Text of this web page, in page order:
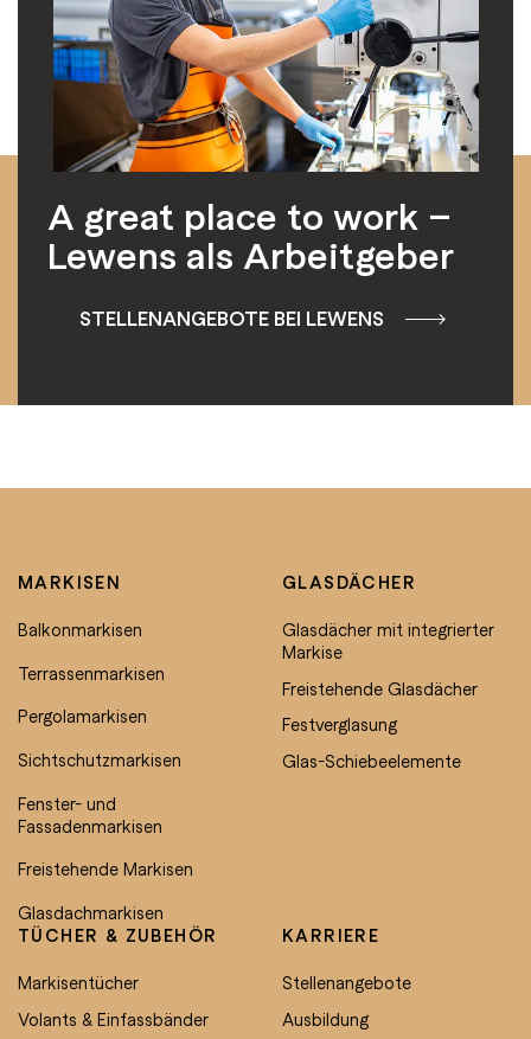
A great place to work –
Lewens als Arbeitgeber
STELLENANGEBOTE BEI LEWENS
MARKISEN
Balkonmarkisen
Terrassenmarkisen
Pergolamarkisen
Sichtschutzmarkisen
Fenster- und
Fassadenmarkisen
Freistehende Markisen
Glasdachmarkisen
GLASDÄCHER
Glasdächer mit integrierter
Markise
Freistehende Glasdächer
Festverglasung
Glas-Schiebeelemente
TÜCHER & ZUBEHÖR
Markisentücher
Volants & Einfassbänder
KARRIERE
Stellenangebote
Ausbildung